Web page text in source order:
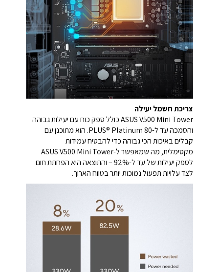
צריכת חשמל יעילה
ASUS V500 Mini Tower כולל ספק כוח עם יעילות גבוהה
והסמכה עד ל-80 PLUS®‎ Platinum. הוא מתוכנן עם
קבלים באיכות הכי גבוהה כדי להבטיח עמידות
מקסימלית, מה שמאפשר ל-ASUS V500 Mini Tower
לספק יעילות של עד ל-92% – והתוצאה היא הפחתת חום
לצד עלויות תפעול נמוכות יותר בטווח הארוך.